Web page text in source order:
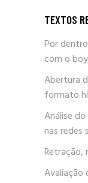
TEXTOS
Por
com o
Abertura
formato
Análise
nas redes
Retração,
Avaliação